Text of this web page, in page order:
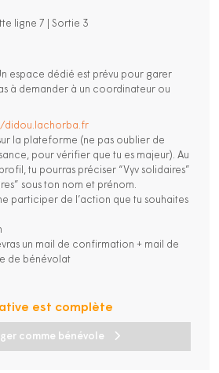
ligne 7 | Sortie 3
espace dédié est prévu pour garer
à demander à un coordinateur ou
didou.lachorba.fr
la plateforme (ne pas oublier de
pour vérifier que tu es majeur). Au
tu pourras préciser “Vyv solidaires”
sous ton nom et prénom.
participer de l’action que tu souhaites
un mail de confirmation + mail de
de bénévolat
comme bénévole
est complète